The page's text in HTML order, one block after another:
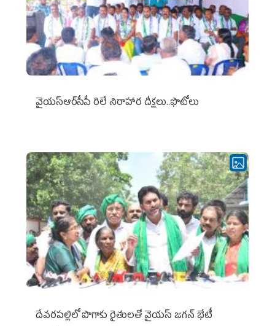
వైయ‌స్ఆర్‌సీపీ రిలే నిరాహార దీక్షలు..ఫొటోలు
దేవరపల్లిలో పొగాకు రైతులతో వైయస్ జగన్ భేటీ